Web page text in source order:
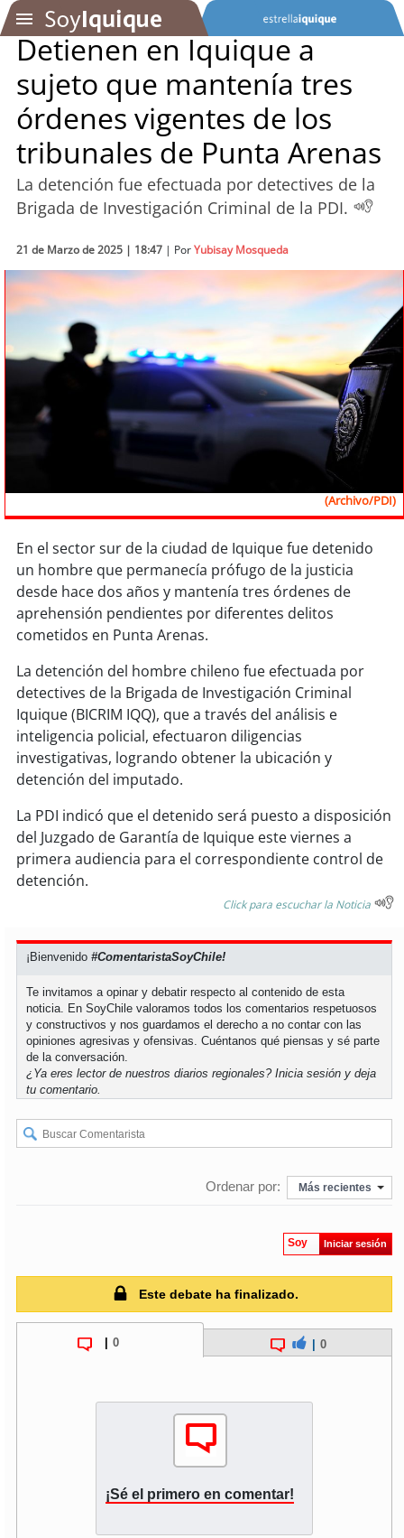
SOYTV
Podcast
Actualidad
Economía
Deportes
Tecnología
Sostenibilidad
soyiquique
soycalama
soyantofagasta
soycopiapó
soy valparaíso
soyquillota
soysanantonio
soychillán
soytalcahuano
soyconcepción
soycoronel
soyarauco
soytemuco
Detienen en Iquique a
sujeto que mantenía tres
órdenes vigentes de los
tribunales de Punta Arenas
La detención fue efectuada por detectives de la
Brigada de Investigación Criminal de la PDI.
21 de Marzo de 2025 | 18:47 | PorYubisay Mosqueda
(Archivo/PDI)
En el sector sur de la ciudad de Iquique fue detenido
un hombre que permanecía prófugo de la justicia
desde hace dos años y mantenía tres órdenes de
aprehensión pendientes por diferentes delitos
cometidos en Punta Arenas.
La detención del hombre chileno fue efectuada por
detectives de la Brigada de Investigación Criminal
Iquique (BICRIM IQQ), que a través del análisis e
inteligencia policial, efectuaron diligencias
investigativas, logrando obtener la ubicación y
detención del imputado.
La PDI indicó que el detenido será puesto a disposición
del Juzgado de Garantía de Iquique este viernes a
primera audiencia para el correspondiente control de
detención.
Click para escuchar la Noticia
¡Bienvenido#ComentaristaSoyChile!
Te invitamos a opinar y debatir respecto al contenido de esta
noticia. En SoyChile valoramos todos los comentarios respetuosos
y constructivos y nos guardamos el derecho a no contar con las
opiniones agresivas y ofensivas. Cuéntanos qué piensas y sé parte
de la conversación.
¿Ya eres lector de nuestros diarios regionales?Inicia sesión y deja
tu comentario.
Ordenar por: Más recientes
Soy Iniciar sesión
Este debate ha finalizado.
0 0
¡Sé el primero en comentar!